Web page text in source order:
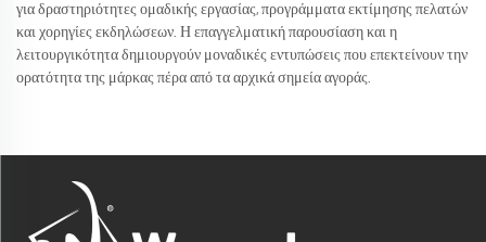
για δραστηριότητες ομαδικής εργασίας, προγράμματα εκτίμησης πελατών
και χορηγίες εκδηλώσεων. Η επαγγελματική παρουσίαση και η
λειτουργικότητα δημιουργούν μοναδικές εντυπώσεις που επεκτείνουν την
ορατότητα της μάρκας πέρα από τα αρχικά σημεία αγοράς.